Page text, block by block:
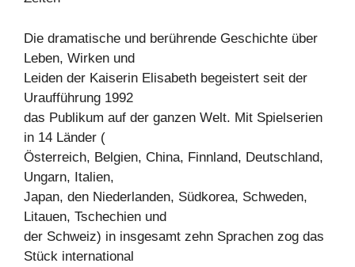
Die dramatische und berührende Geschichte über
Leben, Wirken und
Leiden der Kaiserin Elisabeth begeistert seit der
Uraufführung 1992
das Publikum auf der ganzen Welt. Mit Spielserien
in 14 Länder (
Österreich, Belgien, China, Finnland, Deutschland,
Ungarn, Italien,
Japan, den Niederlanden, Südkorea, Schweden,
Litauen, Tschechien und
der Schweiz) in insgesamt zehn Sprachen zog das
Stück international